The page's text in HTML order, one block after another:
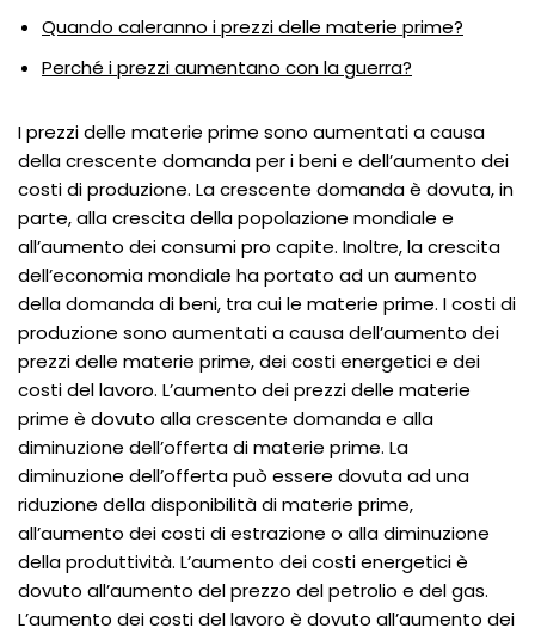
Quando caleranno i prezzi delle materie prime?
Perché i prezzi aumentano con la guerra?
I prezzi delle materie prime sono aumentati a causa
della crescente domanda per i beni e dell’aumento dei
costi di produzione. La crescente domanda è dovuta, in
parte, alla crescita della popolazione mondiale e
all’aumento dei consumi pro capite. Inoltre, la crescita
dell’economia mondiale ha portato ad un aumento
della domanda di beni, tra cui le materie prime. I costi di
produzione sono aumentati a causa dell’aumento dei
prezzi delle materie prime, dei costi energetici e dei
costi del lavoro. L’aumento dei prezzi delle materie
prime è dovuto alla crescente domanda e alla
diminuzione dell’offerta di materie prime. La
diminuzione dell’offerta può essere dovuta ad una
riduzione della disponibilità di materie prime,
all’aumento dei costi di estrazione o alla diminuzione
della produttività. L’aumento dei costi energetici è
dovuto all’aumento del prezzo del petrolio e del gas.
L’aumento dei costi del lavoro è dovuto all’aumento dei